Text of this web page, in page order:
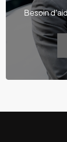
Besoin